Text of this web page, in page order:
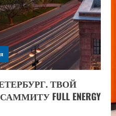
ТВОЙ
FULL ENERGY